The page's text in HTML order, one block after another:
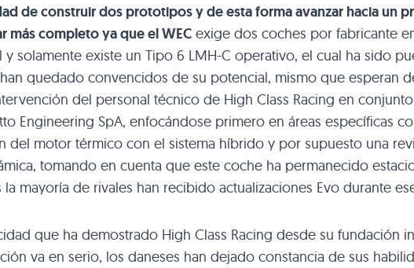
de construir dos prototipos y de esta forma avanzar hacia un
más completo ya que el WEC exige dos coches por fabricante
y solamente existe un Tipo 6 LMH-C operativo, el cual ha sido
quedado convencidos de su potencial, mismo que esperan
del personal técnico de High Class Racing en
Engineering SpA, enfocándose primero en áreas específicas
del motor térmico con el sistema híbrido y por supuesto una
tomando en cuenta que este coche ha permanecido
la mayoría de rivales han recibido actualizaciones Evo durante
que ha demostrado High Class Racing desde su fundación
va en serio, los daneses han dejado constancia de sus